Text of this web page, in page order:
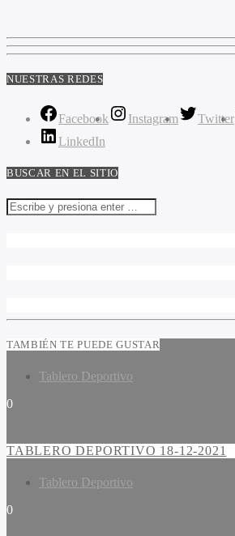
NUESTRAS REDES
Facebook Instagram Twitter
LinkedIn
BUSCAR EN EL SITIO
TAMBIÉN TE PUEDE GUSTAR
Tablero Deportivo
0
TABLERO DEPORTIVO 18-12-2021
Tablero Deportivo
0